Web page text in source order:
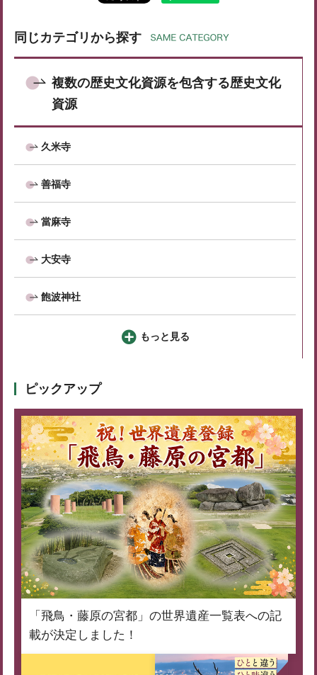
同じカテゴリから探す
複数の歴史文化資源を包含する歴史文化
資源
久米寺
善福寺
當麻寺
大安寺
飽波神社
もっと見る
ピックアップ
「飛鳥・藤原の宮都」の世界遺産一覧表への記
載が決定しました！